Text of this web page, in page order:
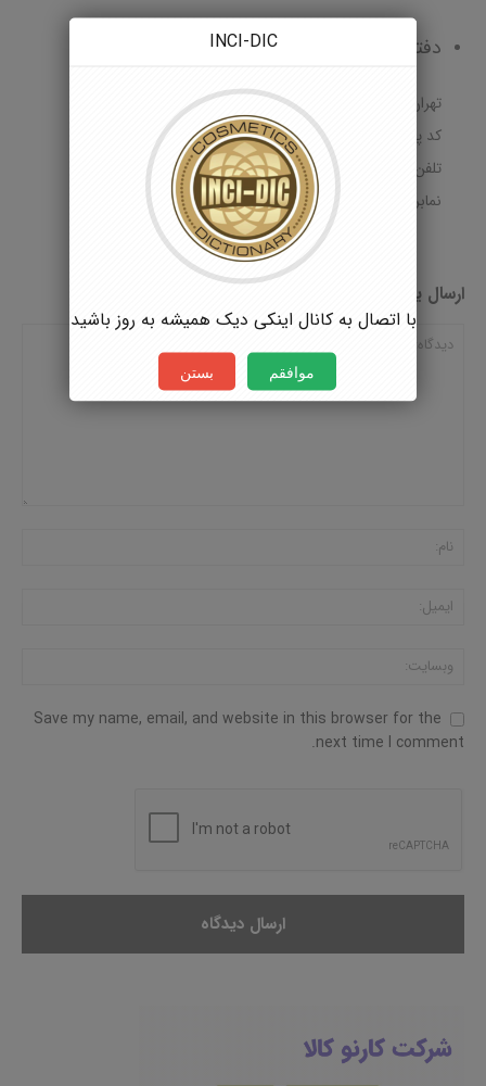
دفتر مرکزی
تهران، خيابان آزادي، خيابان اسکندري شمالي، پلاک 30 طبقه 3
کد پستی: 149933941
تلفن: 66949644 21 98+ (6 خط)
نمابر: 66949643 21 98+
ارسال یک پاسخ
Save my name, email, and website in this browser for the
next time I comment.
INCI-DIC
با اتصال به کانال اینکی دیک همیشه به روز باشید
موافقم بستن